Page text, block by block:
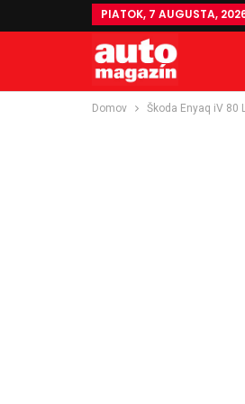
PIATOK, 7 AUGUSTA,
Domov Škoda Enyaq iV 80